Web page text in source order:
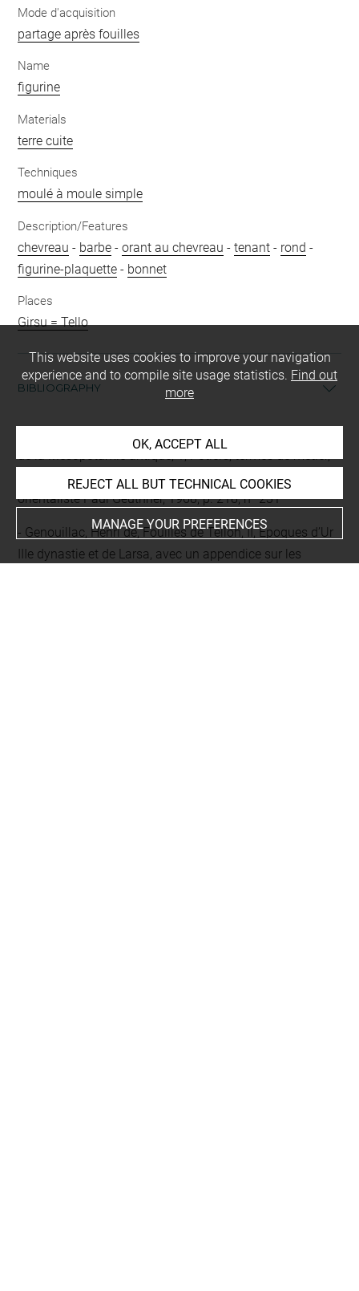
Mode d'acquisition
partage après fouilles
Name
figurine
Materials
terre cuite
Techniques
moulé à moule simple
Description/Features
chevreau - barbe -orant au chevreau -tenant - rond -
figurine-plaquette - bonnet
Places
Girsu = Tello
BIBLIOGRAPHY
de la Mésopotamie antique, 1, Potiers, termes de métier,
procédés de fabrication et production, Paris, Librairie
orientaliste Paul Geuthner, 1968, p. 218, n° 231
Genouillac, Henri de, Fouilles de Telloh, II, Epoques d’Ur
IIIe dynastie et de Larsa, avec un appendice sur les
This website uses cookies to improve your navigation
experience and to compile site usage statistics. Find out
more
OK, ACCEPT ALL
REJECT ALL BUT TECHNICAL COOKIES
MANAGE YOUR PREFERENCES